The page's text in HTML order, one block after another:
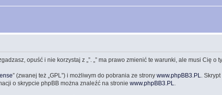
opuść i nie korzystaj z „”. „” ma prawo zmienić te warunki, ale musi Cię o
” (zwanej też „GPL”) i możliwym do pobrania ze strony www.phpBB3.PL.
o skrypcie phpBB można znaleźć na stronie www.phpBB3.PL.